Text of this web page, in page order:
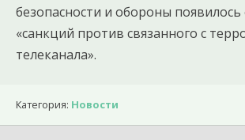
безопасности и обороны появилось
«санкций против связанного с
телеканала».
Категория: Новости